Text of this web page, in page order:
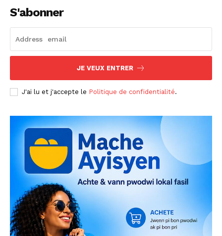
S'abonner
JE VEUX ENTRER
J'ai lu et j'accepte le Politique de confidentialité.